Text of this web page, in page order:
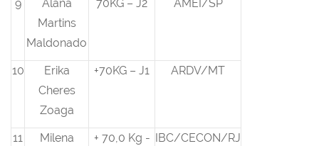
9
Alana
Martins
Maldonado
70KG – J2 AMEI/SP
10
Erika
Cheres
Zoaga
+70KG – J1 ARDV/MT
11
Milena
+ 70,0 Kg -
IBC/CECON/RJ